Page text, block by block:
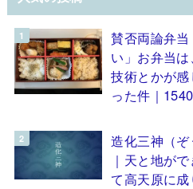
賛否両論弁
い」お弁当
技術とかが
った件｜
造化三神（
｜天と地が
て高天原に